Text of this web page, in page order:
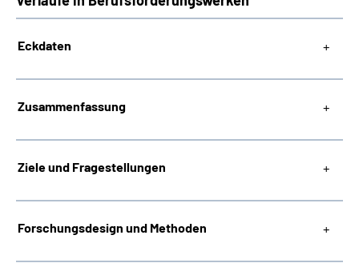
Eckdaten
Zusammenfassung
Ziele und Fragestellungen
Forschungsdesign und Methoden